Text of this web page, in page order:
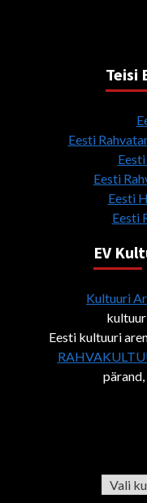
Teisi
Eesti
Eesti
Eesti
Eesti
EV
Kultuuri
Eesti kultuuri
Arhiiv